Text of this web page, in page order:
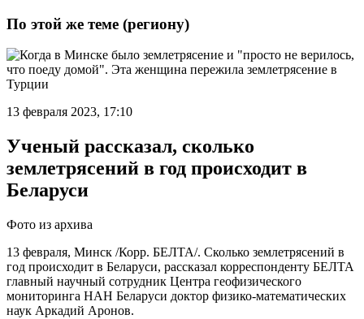
По этой же теме (региону)
13 февраля 2023, 17:10
Ученый рассказал, сколько
землетрясений в год происходит в
Беларуси
Фото из архива
13 февраля, Минск /Корр. БЕЛТА/. Сколько землетрясений в
год происходит в Беларуси, рассказал корреспонденту БЕЛТА
главный научный сотрудник Центра геофизического
мониторинга НАН Беларуси доктор физико-математических
наук Аркадий Аронов.